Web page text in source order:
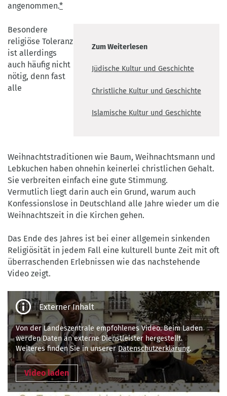
angenommen.*
Zum Weiterlesen
Jüdische Kultur und Geschichte
Christliche Kultur und Geschichte
Islamische Kultur und Geschichte
Besondere
religiöse Toleranz
ist allerdings
auch häufig nicht
nötig, denn fast
alle
Weihnachtstraditionen wie Baum, Weihnachtsmann und
Lebkuchen haben ohnehin keinerlei christlichen Gehalt.
Sie verbreiten einfach eine gute Stimmung.
Vermutlich liegt darin auch ein Grund, warum auch
Konfessionslose in Deutschland alle Jahre wieder um die
Weihnachtszeit in die Kirchen gehen.
Das Ende des Jahres ist bei einer allgemein sinkenden
Religiösität in jedem Fall eine kulturell bunte Zeit mit oft
überraschenden Erlebnissen wie das nachstehende
Video zeigt.
Third-
party
content
Von der Landeszentrale empfohlenes Video. Beim Laden
werden Daten an externe Dienstleister hergestellt.
Weiteres finden Sie in unserer Datenschutzerklärung.
Video laden